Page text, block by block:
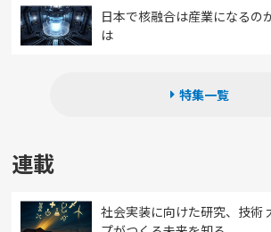
日本で核融合は産業になるの
は
特集一覧
連載
社会実装に向けた研究、技術